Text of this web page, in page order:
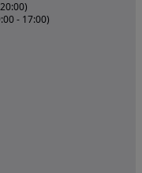
- 17:00)